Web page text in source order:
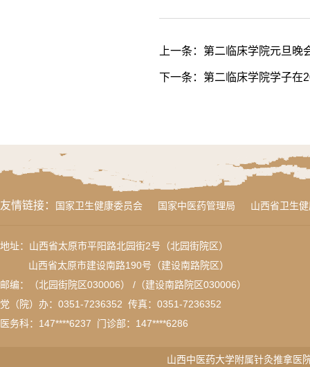
上一条： 第二临床学院元旦晚
下一条： 第二临床学院学子在
友情链接： 国家卫生健康委员会 国家中医药管理局 山西省卫生
地址：山西省太原市平阳路北园街2号（北园街院区）
山西省太原市建设南路190号（建设南路院区）
邮编：（北园街院区030006） /（建设南路院区030006）
党（院）办：0351-7236352 传真： 0351-7236352
医务科： 147****6237 门诊部：147****6286
山西中医药大学附属针灸推拿医